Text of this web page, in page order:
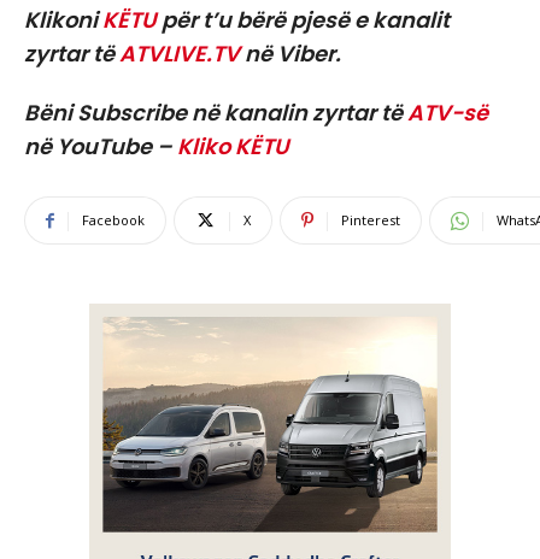
KlikoniKËTUpër t’u bërë pjesë e kanalit
zyrtar tëATVLIVE.TVnë Viber.
Bëni Subscribe në kanalin zyrtar tëATV-së
në YouTube – Kliko KËTU
Facebook X Pinterest